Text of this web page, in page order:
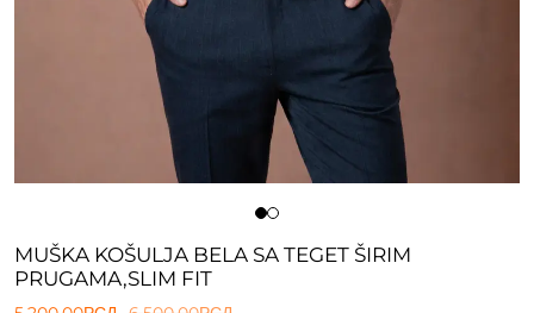
MUŠKA KOŠULJA BELA SA TEGET ŠIRIM
PRUGAMA,SLIM FIT